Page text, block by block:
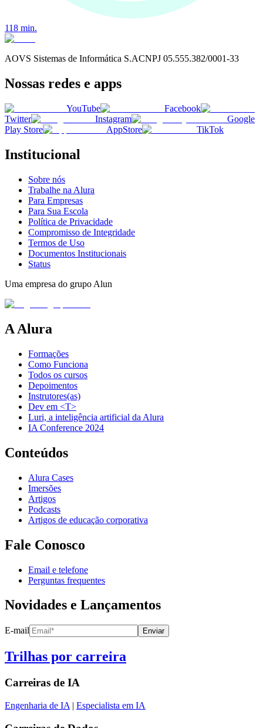
118 min.
AOVS Sistemas de Informática S.ACNPJ 05.555.382/0001-33
Nossas redes e apps
YouTube
Facebook
Twitter
Instagram
Google
Play Store
AppStore TikTok
Institucional
Sobre nós
Trabalhe na Alura
Para Empresas
Para Sua Escola
Política de Privacidade
Compromisso de Integridade
Termos de Uso
Documentos Institucionais
Status
Uma empresa do grupo Alun
A Alura
Formações
Como Funciona
Todos os cursos
Depoimentos
Instrutores(as)
Dev em <T>
Luri, a inteligência artificial da Alura
IA Conference 2024
Conteúdos
Alura Cases
Imersões
Artigos
Podcasts
Artigos de educação corporativa
Fale Conosco
Email e telefone
Perguntas frequentes
Novidades e Lançamentos
E-mail Enviar
Trilhas por carreira
Carreiras de IA
Engenharia de IA | Especialista em IA